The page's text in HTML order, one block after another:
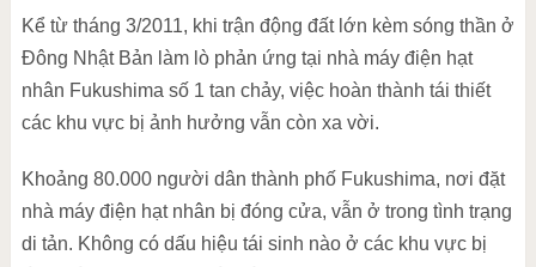
Kể từ tháng 3/2011, khi trận động đất lớn kèm sóng thần ở
Đông Nhật Bản làm lò phản ứng tại nhà máy điện hạt
nhân Fukushima số 1 tan chảy, việc hoàn thành tái thiết
các khu vực bị ảnh hưởng vẫn còn xa vời.
Khoảng 80.000 người dân thành phố Fukushima, nơi đặt
nhà máy điện hạt nhân bị đóng cửa, vẫn ở trong tình trạng
di tản. Không có dấu hiệu tái sinh nào ở các khu vực bị